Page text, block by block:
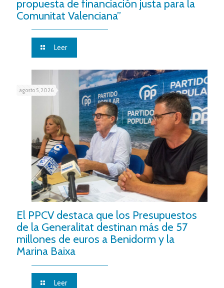
propuesta de financiación justa para la
Comunitat Valenciana”
Leer
agosto 5, 2026
El PPCV destaca que los Presupuestos
de la Generalitat destinan más de 57
millones de euros a Benidorm y la
Marina Baixa
Leer